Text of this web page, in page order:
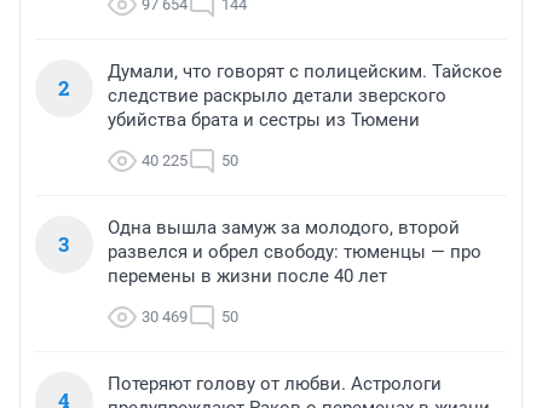
97 654 144
2
Думали, что говорят с полицейским. Тайское
следствие раскрыло детали зверского
убийства брата и сестры из Тюмени
40 225 50
3
Одна вышла замуж за молодого, второй
развелся и обрел свободу: тюменцы — про
перемены в жизни после 40 лет
30 469 50
4
Потеряют голову от любви. Астрологи